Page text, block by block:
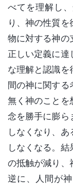
べてを理解し
り、神の性質
物に対する神の
正しい定義に達
な理解と認識を
間の神に関する
無く神のことを
念を勝手に膨ら
しなくなり、
しなくなる。
の抵触が減り、
逆に、人間が